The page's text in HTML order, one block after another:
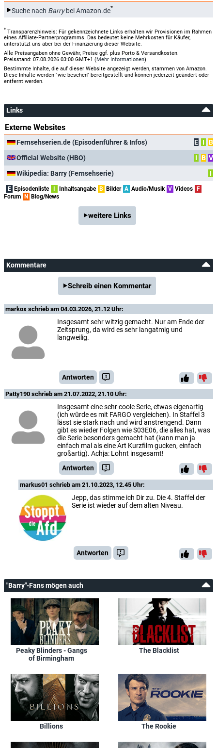
Suche nach Barrybei Amazon.de*
* Transparenzhinweis: Für gekennzeichnete Links erhalten wir Provisionen im Rahmen
eines Affiliate-Partnerprogramms. Das bedeutet keine Mehrkosten für Käufer,
unterstützt uns aber bei der Finanzierung dieser Website.
Alle Preisangaben ohne Gewähr, Preise ggf. plus Porto & Versandkosten.
Preisstand: 07.08.2026 03:00 GMT+1 (Mehr Informationen)
Bestimmte Inhalte, die auf dieser Website angezeigt werden, stammen von Amazon.
Diese Inhalte werden "wie besehen" bereitgestellt und können jederzeit geändert oder
entfernt werden.
Links
Externe Websites
Fernsehserien.de (Episodenführer & Infos) E I
B
Official Website (HBO)
I B V
Wikipedia: Barry (Fernsehserie)
I
E Episodenliste Inhaltsangabe B Bilder A Audio/Musik V Videos
F
Forum
N Blog/News
weitere Links
Kommentare
Schreib einen Kommentar
markox schrieb am 04.03.2026, 21.12 Uhr:
Insgesamt sehr witzig gemacht. Nur am Ende der
Zeitsprung, da wird es sehr langatmig und
langweilig.
Antworten
Patty190 schrieb am 21.07.2022, 21.10 Uhr:
Insgesamt eine sehr coole Serie, etwas eigenartig
(ich würde es mit FARGO vergleichen). In Staffel 3
lässt sie stark nach und wird anstrengend. Dann
gibt es wieder Folgen wie S03E06, die alles hat, was
die Serie besonders gemacht hat (kann man ja
einfach mal als eine Art Kurzfilm gucken, einfach
großartig). Achja: Lohnt insgesamt!
Antworten
markus01 schrieb am 21.10.2023, 12.45 Uhr:
Jepp, das stimme ich Dir zu. Die 4. Staffel der
Serie ist wieder auf dem alten Niveau.
Antworten
"Barry"-Fans mögen auch
Peaky Blinders - Gangs
of Birmingham
The Blacklist
Billions The Rookie